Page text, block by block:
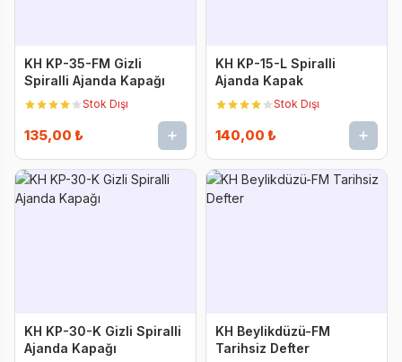
KH KP-35-FM Gizli
Spiralli Ajanda Kapağı
Stok Dışı
135,00 ₺
KH KP-15-L Spiralli
Ajanda Kapak
Stok Dışı
140,00 ₺
KH KP-30-K Gizli Spiralli
Ajanda Kapağı
KH Beylikdüzü-FM
Tarihsiz Defter